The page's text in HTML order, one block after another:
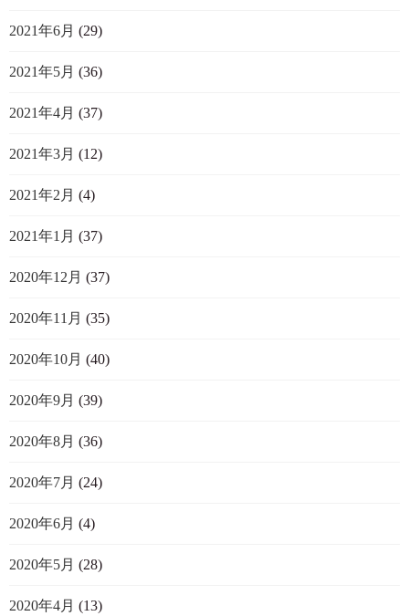
2021年6月 (29)
2021年5月 (36)
2021年4月 (37)
2021年3月 (12)
2021年2月 (4)
2021年1月 (37)
2020年12月 (37)
2020年11月 (35)
2020年10月 (40)
2020年9月 (39)
2020年8月 (36)
2020年7月 (24)
2020年6月 (4)
2020年5月 (28)
2020年4月 (13)